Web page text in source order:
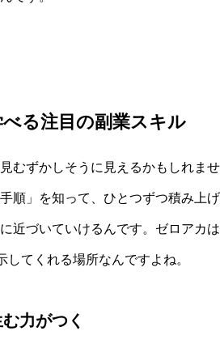
る注目の副業スキル
むずかしそうに見えるかもしれませ
順」を知って、ひとつずつ積み上げ
近づいていけるんです。ゼロアカは
してくれる場所なんですよね。
力がつく